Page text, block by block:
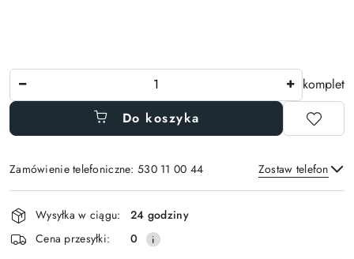
Ilość
komplet
Do koszyka
Zamówienie telefoniczne: 530 11 00 44 Zostaw telefon
Wyślij
Dostępność
i
dostawa
Wysyłka w ciągu:
24 godziny
Cena przesyłki:
0